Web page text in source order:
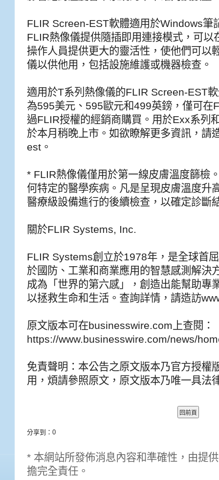
FLIR Screen-EST軟體適用於Windows筆
FLIR熱像儀提供隨插即用連接模式，可以
操作人員提供更大的靈活性，使他們可以
儀以供他用，包括設施維護或機器檢查。
適用於T系列熱像儀的FLIR Screen-EST
為595美元、595歐元和499英鎊，僅可在
過FLIR授權的經銷商購買。用於Exx系列
於本月稍晚上市。如欲瞭解更多資訊，請
est。
* FLIR熱像儀僅用於第一線皮膚溫度篩檢
何特定的醫學疾病。凡是呈現皮膚溫度升
醫療級設備進行的後續檢查，以確定診斷
關於FLIR Systems, Inc.
FLIR Systems創立於1978年，是全球首
於國防、工業和商業應用的智慧感測解決
成為「世界的第六感」，創造出能幫助專
以拯救生命和生活。查詢詳情，請造訪
原文版本可在businesswire.com上查閱：
https://www.businesswire.com/news/
免責聲明：本公告之原文版本乃官方授權
用，煩請參照原文，原文版本乃唯一具法
分享到： 0
* 本網站所發佈消息內容和準確性，由提
擔完全責任。